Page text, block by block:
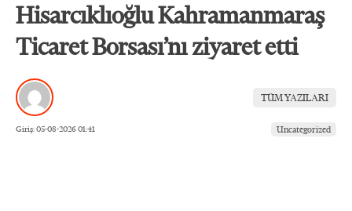
Hisarcıklıoğlu Kahramanmaraş
Ticaret Borsası’nı ziyaret etti
TÜM YAZILARI
Giriş: 05-08-2026 01:41 Uncategorized